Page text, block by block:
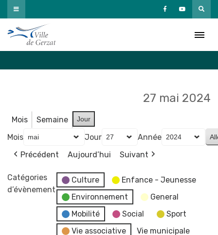
Passer
au
contenu
27 mai 2024
Mois Semaine Jour
Mois Jour
Année
Précédent
Aujourd’hui Suivant
Catégories
d’évènement
Culture
Enfance - Jeunesse
Environnement
General
Mobilité
Social
Sport
Vie associative
Vie municipale